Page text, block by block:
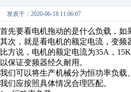
发表于：2020-06-18 11:06:07
首先要看电机拖动的是什么负载，如
其次，就是看电机的额定电流，变频
比方说，电机的额定电流为35A，
以保证变频器经久耐用。
我们可以将生产机械分为恒功率负载
我们应按照具体情况合理匹配。